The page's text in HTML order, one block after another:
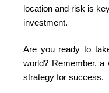
location and risk is
investment.
Are you ready to
world? Remember, a
strategy for success.